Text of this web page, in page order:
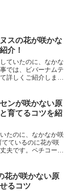
スの花が咲かな
介！
ていたのに、なかな
では、ビバーナムテ
詳しくご紹介しま
ンが咲かない原
育てるコツを紹
たのに、なかなか咲
ているのに花が咲
夫です。ペチコート
花が咲かない原
るコツ